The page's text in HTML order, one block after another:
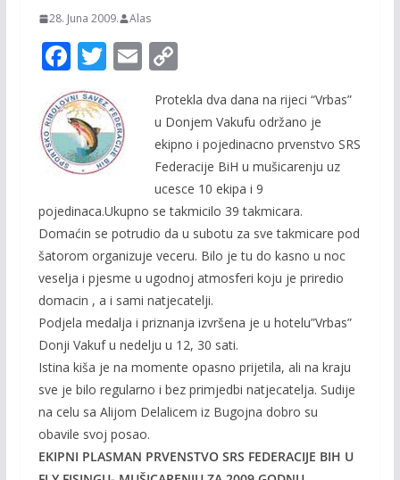
28. Juna 2009. Alas
F
ac
e
b
o
o
k
T
itt
er
E
ai
C
o
p
y
Li
n
k
Protekla dva dana na rijeci “Vrbas”
u Donjem Vakufu održano je
ekipno i pojedinacno prvenstvo SRS
Federacije BiH u mušicarenju uz
ucesce 10 ekipa i 9
pojedinaca.Ukupno se takmicilo 39 takmicara.
Domaćin se potrudio da u subotu za sve takmicare pod
šatorom organizuje veceru. Bilo je tu do kasno u noc
veselja i pjesme u ugodnoj atmosferi koju je priredio
domacin , a i sami natjecatelji.
Podjela medalja i priznanja izvršena je u hotelu”Vrbas”
Donji Vakuf u nedelju u 12, 30 sati.
Istina kiša je na momente opasno prijetila, ali na kraju
sve je bilo regularno i bez primjedbi natjecatelja. Sudije
na celu sa Alijom Delalicem iz Bugojna dobro su
obavile svoj posao.
EKIPNI PLASMAN PRVENSTVO SRS FEDERACIJE BIH U